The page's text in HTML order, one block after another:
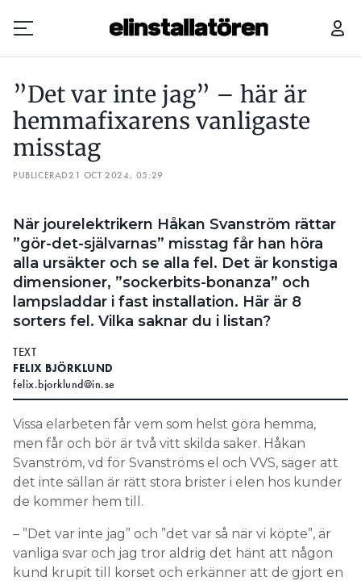
Prenumerera
Hantera prenumeration
Annonsera
Läs E-tidningen
Om tidningen
Personuppgifter
Search for:
SEARCH
”Det var inte jag” – här är
hemmafixarens vanligaste
misstag
PUBLICERAD21 OCT 2024, 05:29
När jourelektrikern Håkan Svanström rättar
”gör-det-självarnas” misstag får han höra
alla ursäkter och se alla fel. Det är konstiga
dimensioner, ”sockerbits-bonanza” och
lampsladdar i fast installation. Här är 8
sorters fel. Vilka saknar du i listan?
TEXT
FELIX BJÖRKLUND
felix.bjorklund@in.se
Vissa elarbeten får vem som helst göra hemma,
men får och bör är två vitt skilda saker. Håkan
Svanström, vd för Svanströms el och VVS, säger att
det inte sällan är rätt stora brister i elen hos kunder
de kommer hem till.
– ”Det var inte jag” och ”det var så när vi köpte”, är
vanliga svar och jag tror aldrig det hänt att någon
kund krupit till korset och erkänner att de gjort en